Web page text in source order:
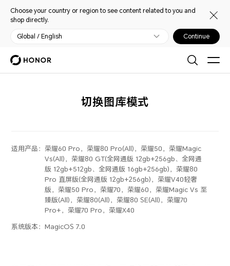
Choose your country or region to see content related to you and
shop directly.
Global / English Continue
切换图库模式
适用产品： 荣耀60 Pro，荣耀80 Pro(All)，荣耀50，荣耀Magic
Vs(All)，荣耀80 GT(全网通版 12gb+256gb、全网通
版 12gb+512gb、全网通版 16gb+256gb)，荣耀80
Pro 直屏版(全网通版 12gb+256gb)，荣耀V40轻奢
版，荣耀50 Pro，荣耀70，荣耀60，荣耀Magic Vs 至
臻版(All)，荣耀80(All)，荣耀80 SE(All)，荣耀70
Pro+，荣耀70 Pro，荣耀X40
系统版本：MagicOS 7.0